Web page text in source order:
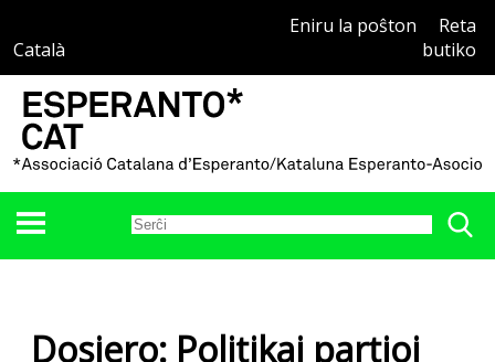
Català
Eniru la poŝton
Reta
butiko
Dosiero: Politikaj partioj